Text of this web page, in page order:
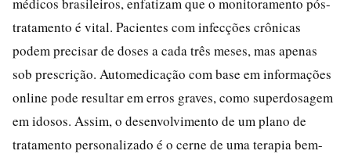
tratamento é vital. Pacientes com infecções crônicas
podem precisar de doses a cada três meses, mas apenas
sob prescrição. Automedicação com base em informações
online pode resultar em erros graves, como superdosagem
em idosos. Assim, o desenvolvimento de um plano de
tratamento personalizado é o cerne de uma terapia bem-